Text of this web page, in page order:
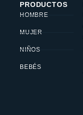
PRODUCTOS
HOMBRE
MUJER
NIÑOS
BEBÉS